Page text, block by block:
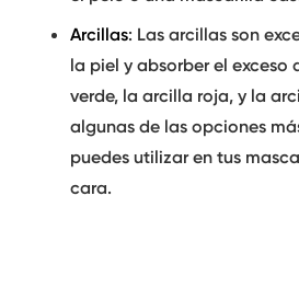
Arcillas: Las arcillas son
la piel y absorber el exceso
verde, la arcilla roja, y la
algunas de las opciones
puedes utilizar en tus
cara.